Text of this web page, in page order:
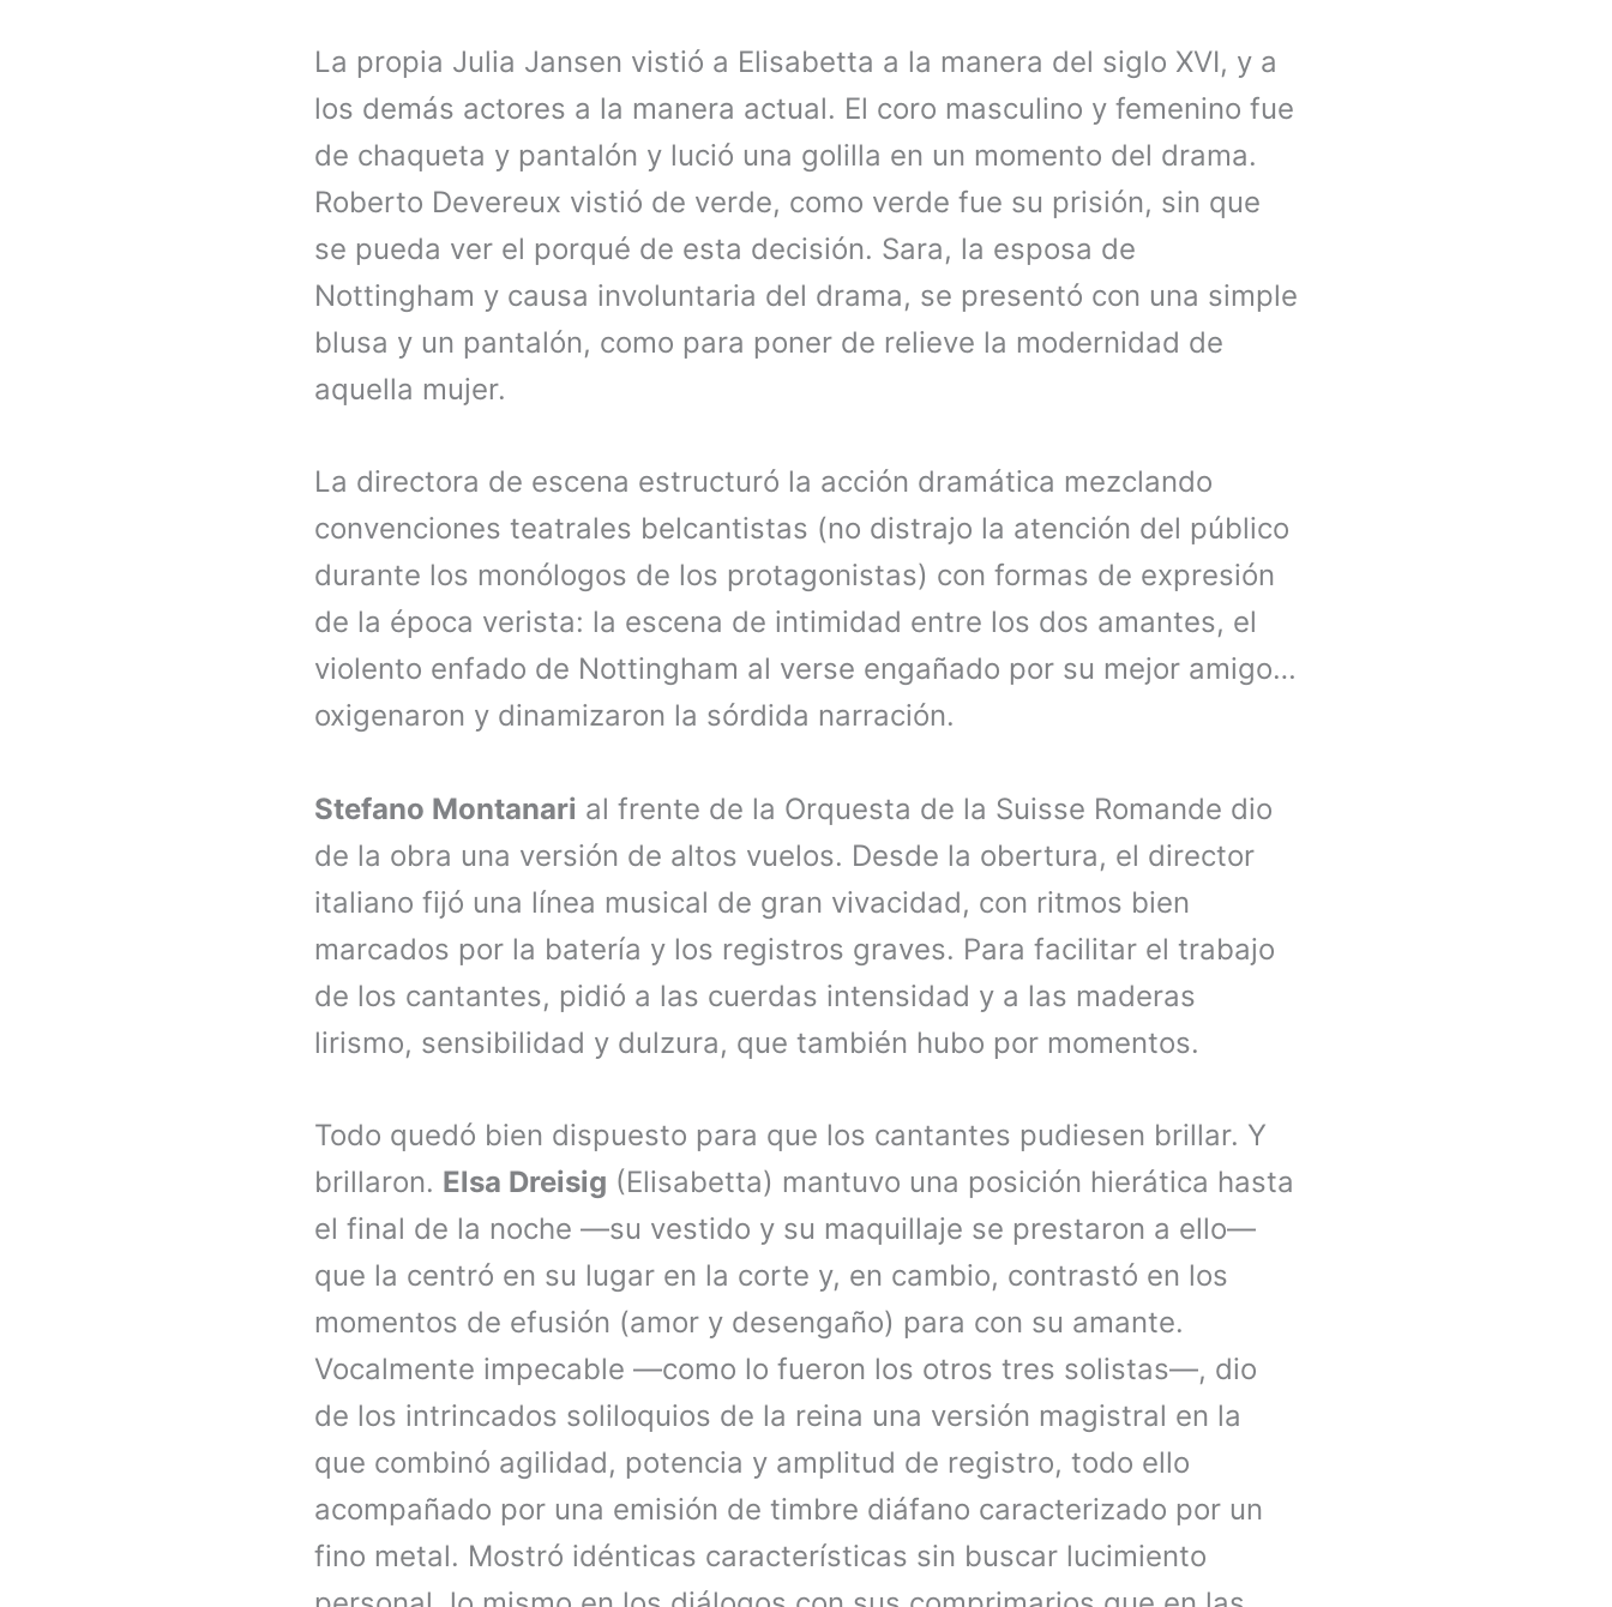
La propia Julia Jansen vistió a Elisabetta a la manera del siglo XVI, y a
los demás actores a la manera actual. El coro masculino y femenino fue
de chaqueta y pantalón y lució una golilla en un momento del drama.
Roberto Devereux vistió de verde, como verde fue su prisión, sin que
se pueda ver el porqué de esta decisión. Sara, la esposa de
Nottingham y causa involuntaria del drama, se presentó con una simple
blusa y un pantalón, como para poner de relieve la modernidad de
aquella mujer.
La directora de escena estructuró la acción dramática mezclando
convenciones teatrales belcantistas (no distrajo la atención del público
durante los monólogos de los protagonistas) con formas de expresión
de la época verista: la escena de intimidad entre los dos amantes, el
violento enfado de Nottingham al verse engañado por su mejor amigo…
oxigenaron y dinamizaron la sórdida narración.
Stefano Montanari al frente de la Orquesta de la Suisse Romande dio
de la obra una versión de altos vuelos. Desde la obertura, el director
italiano fijó una línea musical de gran vivacidad, con ritmos bien
marcados por la batería y los registros graves. Para facilitar el trabajo
de los cantantes, pidió a las cuerdas intensidad y a las maderas
lirismo, sensibilidad y dulzura, que también hubo por momentos.
Todo quedó bien dispuesto para que los cantantes pudiesen brillar. Y
brillaron. Elsa Dreisig (Elisabetta) mantuvo una posición hierática hasta
el final de la noche —su vestido y su maquillaje se prestaron a ello—
que la centró en su lugar en la corte y, en cambio, contrastó en los
momentos de efusión (amor y desengaño) para con su amante.
Vocalmente impecable —como lo fueron los otros tres solistas—, dio
de los intrincados soliloquios de la reina una versión magistral en la
que combinó agilidad, potencia y amplitud de registro, todo ello
acompañado por una emisión de timbre diáfano caracterizado por un
fino metal. Mostró idénticas características sin buscar lucimiento